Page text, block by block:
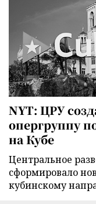
NYT: ЦРУ
опергруппу
на Кубе
Центральное
сформировало
кубинскому